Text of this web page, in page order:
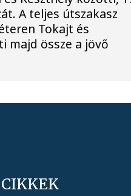
A teljes útszakasz
Tokajt és
majd össze a jövő